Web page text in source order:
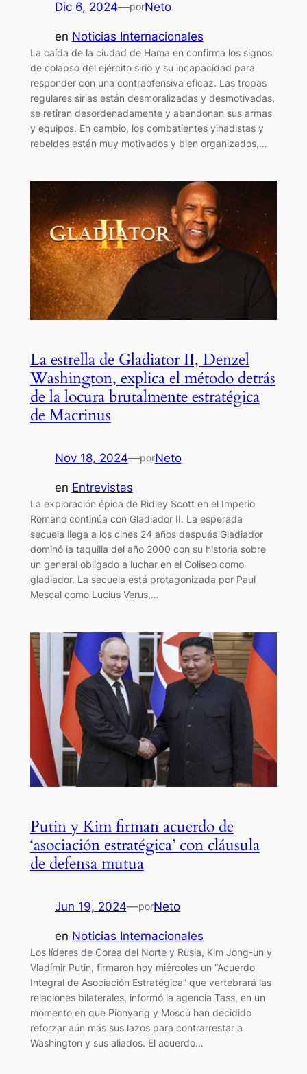
Dic 6, 2024—porNeto
en Noticias Internacionales
La caída de la ciudad de Hama en confirma los signos
de colapso del ejército sirio y su incapacidad para
responder con una contraofensiva eficaz. Las tropas
regulares sirias están desmoralizadas y desmotivadas,
se retiran desordenadamente y abandonan sus armas
y equipos. En cambio, los combatientes yihadistas y
rebeldes están muy motivados y bien organizados,…
La estrella de Gladiator II, Denzel
Washington, explica el método detrás
de la locura brutalmente estratégica
de Macrinus
Nov 18, 2024—porNeto
en Entrevistas
La exploración épica de Ridley Scott en el Imperio
Romano continúa con Gladiador II. La esperada
secuela llega a los cines 24 años después Gladiador
dominó la taquilla del año 2000 con su historia sobre
un general obligado a luchar en el Coliseo como
gladiador. La secuela está protagonizada por Paul
Mescal como Lucius Verus,…
Putin y Kim firman acuerdo de
‘asociación estratégica’ con cláusula
de defensa mutua
Jun 19, 2024—porNeto
en Noticias Internacionales
Los líderes de Corea del Norte y Rusia, Kim Jong-un y
Vladímir Putin, firmaron hoy miércoles un “Acuerdo
Integral de Asociación Estratégica” que vertebrará las
relaciones bilaterales, informó la agencia Tass, en un
momento en que Pionyang y Moscú han decidido
reforzar aún más sus lazos para contrarrestar a
Washington y sus aliados. El acuerdo…